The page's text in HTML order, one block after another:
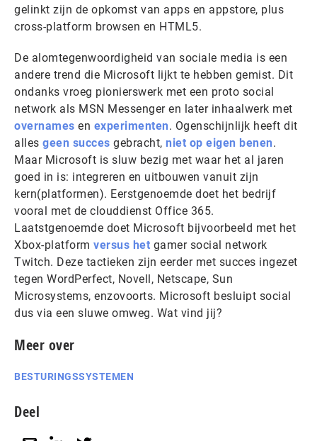
gelinkt zijn de opkomst van apps en appstore, plus
cross-platform browsen en HTML5.
De alomtegenwoordigheid van sociale media is een
andere trend die Microsoft lijkt te hebben gemist. Dit
ondanks vroeg pionierswerk met een proto social
network als MSN Messenger en later inhaalwerk met
overnames en experimenten. Ogenschijnlijk heeft dit
alles geen succes gebracht, niet op eigen benen.
Maar Microsoft is sluw bezig met waar het al jaren
goed in is: integreren en uitbouwen vanuit zijn
kern(platformen). Eerstgenoemde doet het bedrijf
vooral met de clouddienst Office 365.
Laatstgenoemde doet Microsoft bijvoorbeeld met het
Xbox-platform versus het gamer social network
Twitch. Deze tactieken zijn eerder met succes ingezet
tegen WordPerfect, Novell, Netscape, Sun
Microsystems, enzovoorts. Microsoft besluipt social
dus via een sluwe omweg. Wat vind jij?
Meer over
BESTURINGSSYSTEMEN
Deel